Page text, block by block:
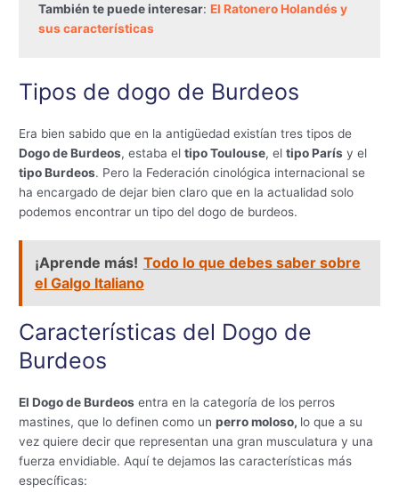
También te puede interesar: El Ratonero Holandés y
sus características
Tipos de dogo de Burdeos
Era bien sabido que en la antigüedad existían tres tipos de
Dogo de Burdeos, estaba eltipo Toulouse, eltipo París y el
tipo Burdeos. Pero la Federación cinológica internacional se
ha encargado de dejar bien claro que en la actualidad solo
podemos encontrar un tipo del dogo de burdeos.
¡Aprende más! Todo lo que debes saber sobre
el Galgo Italiano
Características del Dogo de
Burdeos
El Dogo de Burdeos entra en la categoría de los perros
mastines, que lo definen como unperro moloso, lo que a su
vez quiere decir que representan una gran musculatura y una
fuerza envidiable. Aquí te dejamos las características más
específicas: